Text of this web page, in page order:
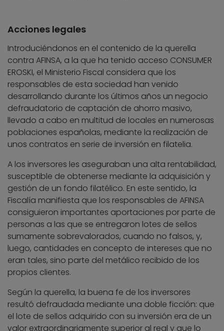
Acciones legales
Introduciéndonos en el contenido de la querella
contra AFINSA, a la que ha tenido acceso CONSUMER
EROSKI, el Ministerio Fiscal considera que los
responsables de esta sociedad han venido
desarrollando durante los últimos años un negocio
defraudatorio de captación de ahorro masivo,
llevado a cabo en multitud de locales en numerosas
poblaciones españolas, mediante la realización de
unos contratos en serie de inversión en filatelia.
A los inversores les aseguraban una alta rentabilidad,
susceptible de obtenerse mediante la adquisición y
gestión de un fondo filatélico. En este sentido, la
Fiscalía manifiesta que los responsables de AFINSA
consiguieron importantes aportaciones por parte de
personas a las que se entregaron lotes de sellos
sumamente sobrevalorados, cuando no falsos, y,
luego, cantidades en concepto de intereses que no
eran tales, sino parte del metálico recibido de los
propios clientes.
Según la querella, la buena fe de los inversores
resultó defraudada mediante una doble ficción: que
el lote de sellos adquirido con su inversión era de un
valor extraordinariamente superior al real y que lo